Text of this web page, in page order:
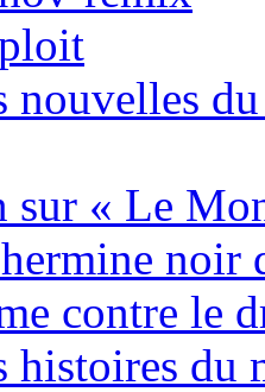
nouvelles
sur « Le
noir
contre le
histoires du